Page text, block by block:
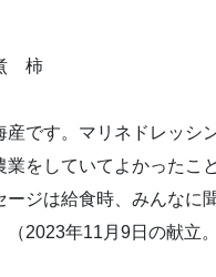
柿
です。マリネドレッシ
をしていてよかったこ
ジは給食時、みんなに
2023年11月9日の献立